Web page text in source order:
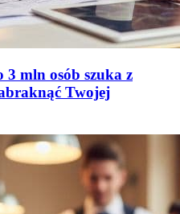
3 mln osób szuka z
Twojej